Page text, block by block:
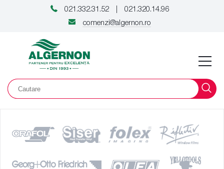
021.332.31.52
021.320.14.96
comenzi@algernon.ro